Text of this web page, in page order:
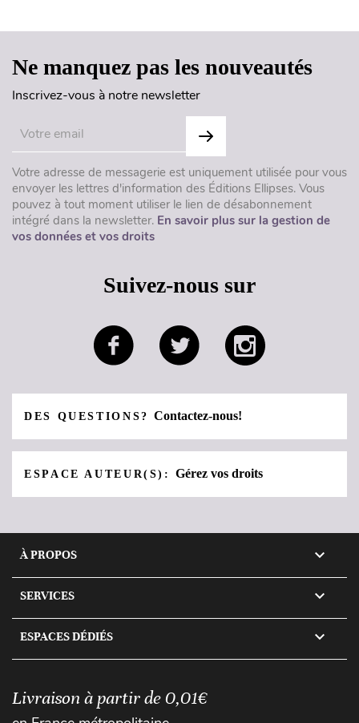
Ne manquez pas les nouveautés
Inscrivez-vous à notre newsletter
Votre adresse de messagerie est uniquement utilisée pour vous
envoyer les lettres d'information des Éditions Ellipses. Vous
pouvez à tout moment utiliser le lien de désabonnement
intégré dans la newsletter. En savoir plus sur la gestion de
vos données et vos droits
Suivez-nous sur
DES QUESTIONS?Contactez-nous!
ESPACE AUTEUR(S):Gérez vos droits
À PROPOS 
SERVICES 
ESPACES DÉDIÉS 
Livraison à partir de 0,01€